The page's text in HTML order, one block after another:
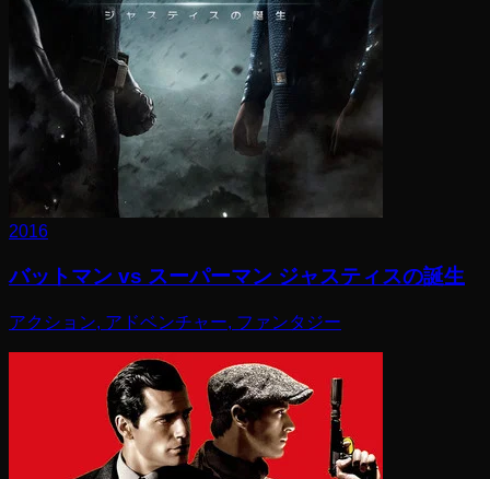
2016
バットマン vs スーパーマン ジャスティスの誕生
アクション, アドベンチャー, ファンタジー